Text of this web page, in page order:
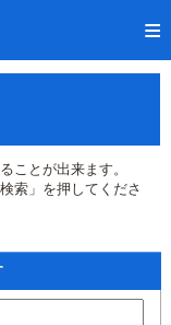
ことが出来ます。
索」を押してくださ